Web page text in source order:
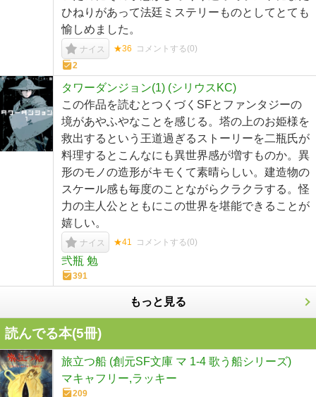
ひねりがあって法廷ミステリーものとしてとても
愉しめました。
ナイス ★36 コメントする(0)
2
タワーダンジョン(1) (シリウスKC)
この作品を読むとつくづくSFとファンタジーの
境があやふやなことを感じる。塔の上のお姫様を
救出するという王道過ぎるストーリーを二瓶氏が
料理するとこんなにも異世界感が増すものか。異
形のモノの造形がキモくて素晴らしい。建造物の
スケール感も毎度のことながらクラクラする。怪
力の主人公とともにこの世界を堪能できることが
嬉しい。
ナイス ★41 コメントする(0)
弐瓶 勉
391
もっと見る
読んでる本(5冊)
旅立つ船 (創元SF文庫 マ 1-4 歌う船シリーズ)
マキャフリー,ラッキー
209